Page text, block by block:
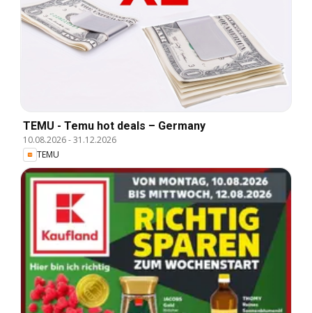
TEMU - Temu hot deals – Germany
10.08.2026-31.12.2026
TEMU